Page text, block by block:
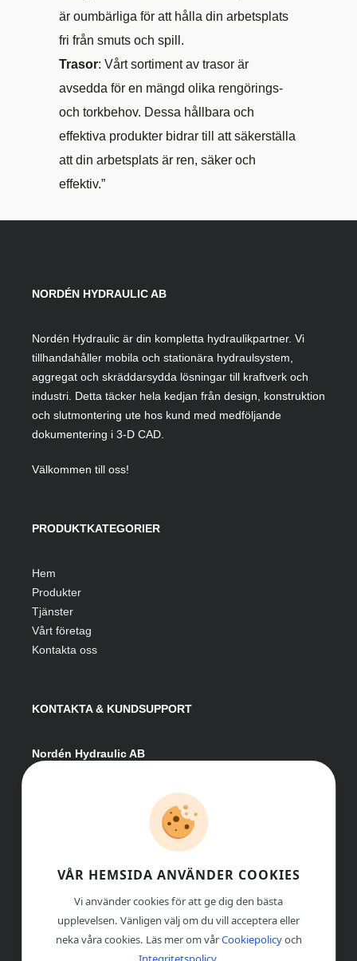
är oumbärliga för att hålla din arbetsplats
fri från smuts och spill.
Trasor: Vårt sortiment av trasor är
avsedda för en mängd olika rengörings-
och torkbehov. Dessa hållbara och
effektiva produkter bidrar till att säkerställa
att din arbetsplats är ren, säker och
effektiv.”
NORDÉN HYDRAULIC AB
Nordén Hydraulic är din kompletta hydraulikpartner. Vi
tillhandahåller mobila och stationära hydraulsystem,
aggregat och skräddarsydda lösningar till kraftverk och
industri. Detta täcker hela kedjan från design, konstruktion
och slutmontering ute hos kund med medföljande
dokumentering i 3-D CAD.
Välkommen till oss!
PRODUKTKATEGORIER
Hem
Produkter
Tjänster
Vårt företag
Kontakta oss
KONTAKTA & KUNDSUPPORT
Nordén Hydraulic AB
info@nordenhydraulic.se
Org-nr: 556531-8424
VÅR HEMSIDA ANVÄNDER COOKIES
Vi använder cookies för att ge dig den bästa
upplevelsen. Vänligen välj om du vill acceptera eller
neka våra cookies. Läs mer om vårCookiepolicyoch